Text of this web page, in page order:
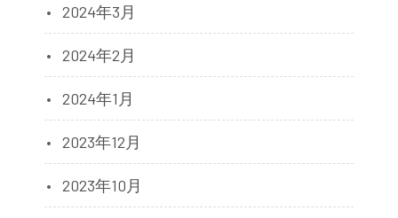
2024年3月
2024年2月
2024年1月
2023年12月
2023年10月